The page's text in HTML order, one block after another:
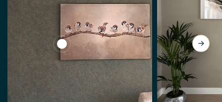
View Vögel auf Ast von Diana van Tankeren